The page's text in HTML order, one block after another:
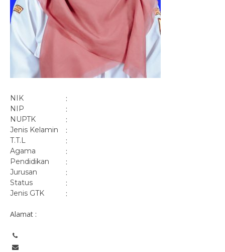
NIK :
NIP :
NUPTK :
Jenis Kelamin :
T.T.L :
Agama :
Pendidikan :
Jurusan :
Status :
Jenis GTK :
Alamat :